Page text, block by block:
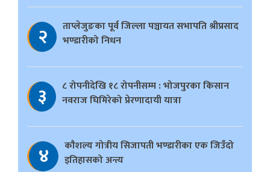
२
ताप्लेजुङका पूर्व जिल्ला पञ्चायत सभापति श्रीप्रसाद
भण्डारीको निधन
३
८ रोपनीदेखि १८ रोपनीसम्म : भोजपुरका किसान
नवराज घिमिरेको प्रेरणादायी यात्रा
४
काैशल्य गोत्रीय सिजापती भण्डारीका एक जिउँदो
इतिहासको अन्त्य